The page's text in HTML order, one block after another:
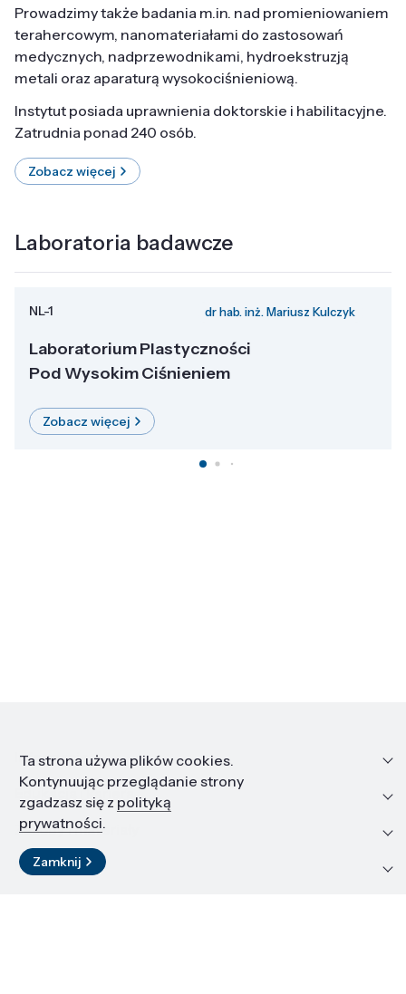
Prowadzimy także badania m.in. nad promieniowaniem
terahercowym, nanomateriałami do zastosowań
medycznych, nadprzewodnikami, hydroekstruzją
metali oraz aparaturą wysokociśnieniową.
Instytut posiada uprawnienia doktorskie i habilitacyjne.
Zatrudnia ponad 240 osób.
Zobacz więcej
Laboratoria badawcze
NL-1 dr hab. inż. Mariusz Kulczyk
Laboratorium Plastyczności
Pod Wysokim Ciśnieniem
Zobacz więcej
Informacje
Edukacja i kariera
Zasoby i materiały
Kontakt
Ta strona używa plików cookies.
Kontynuując przeglądanie strony
zgadzasz się z polityką
prywatności.
Zamknij